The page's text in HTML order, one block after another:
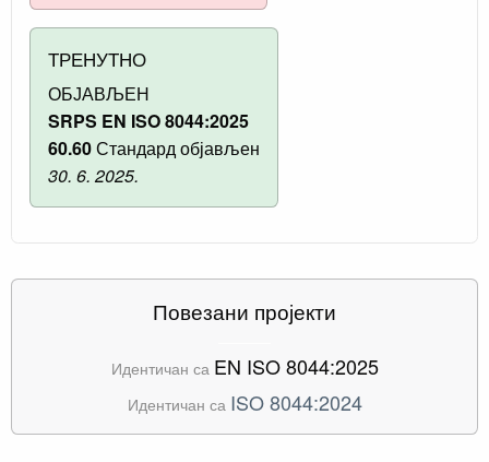
ТРЕНУТНО
ОБЈАВЉЕН
SRPS EN ISO 8044:2025
60.60Стандард објављен
30. 6. 2025.
Повезани пројекти
Идентичан са EN ISO 8044:2025
Идентичан са ISO 8044:2024